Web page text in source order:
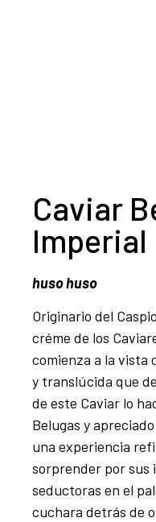
Caviar
Imperial
huso huso
Originario del
créme de los
comienza a la vista
y translúcida que
de este Caviar lo
Belugas y
una experiencia
sorprender por sus
seductoras en el
cuchara detrás de